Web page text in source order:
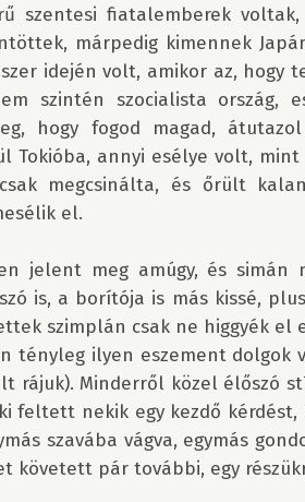
szentesi fiatalemberek
márpedig kimennek
idején volt, amikor az, hogy
szintén szocialista ország,
hogy fogod magad,
Tokióba, annyi esélye volt,
megcsinálta, és őrült
el.
jelent meg amúgy, és simán
is, a borítója is más kissé,
szimplán csak ne higgyék el
tényleg ilyen eszement dolgok
rájuk). Minderről közel élőszó
feltett nekik egy kezdő kérdést,
szavába vágva, egymás
követett pár további, egy